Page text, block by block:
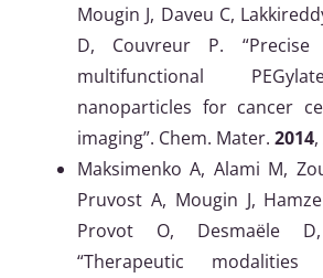
Mougin J, Daveu C,
D, Couvreur P. “Precise
multifunctional
nanoparticles for cancer
imaging”. Chem. Mater. 2014,
Maksimenko A, Alami M,
Pruvost A, Mougin J,
Provot O, Desmaële
“Therapeutic